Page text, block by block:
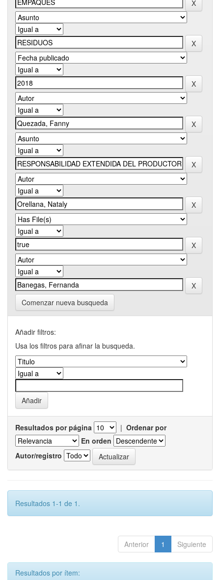
Comenzar nueva busqueda
Añadir filtros:
Usa los filtros para afinar la busqueda.
Resultados por página | Ordenar por
En orden
Autor/registro
Resultados 1-1 de 1.
Anterior 1 Siguiente
Resultados por ítem: